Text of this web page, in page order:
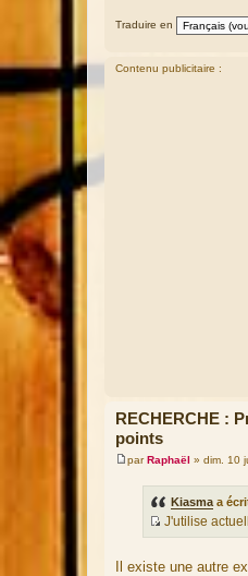
Traduire en
Contenu publicitaire :
RECHERCHE :
points
M
parRaphaël » dim. 10
Kiasma a
S
J'utilise
Il existe une autre